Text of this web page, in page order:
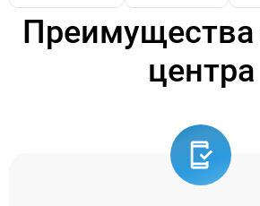
Преимущества
центра